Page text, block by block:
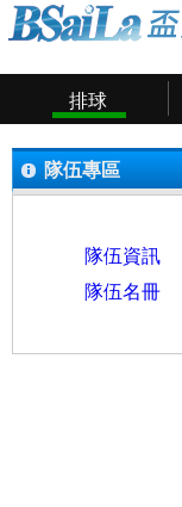
排球
隊伍專區
隊伍資訊
隊伍名冊